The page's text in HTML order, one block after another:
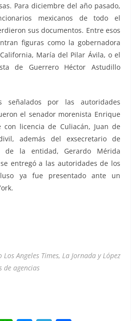
Para diciembre del año pasado,
mexicanos de todo el
sus documentos. Entre esos
figuras como la gobernadora
María del Pilar Ávila, o el
de Guerrero Héctor Astudillo
señalados por las autoridades
el senador morenista Enrique
con licencia de Culiacán, Juan de
además del exsecretario de
de la entidad, Gerardo Mérida
entregó a las autoridades de los
ya fue presentado ante un
Angeles Times, La Jornada y López
de agencias